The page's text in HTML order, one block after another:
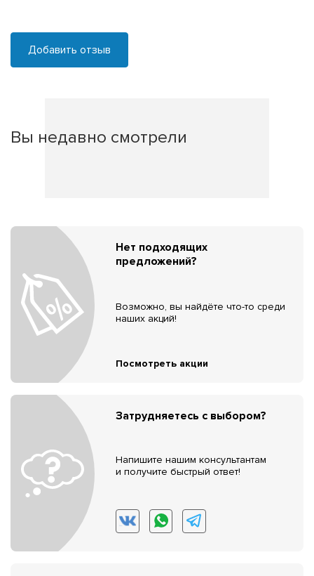
Добавить отзыв
Вы недавно смотрели
Нет подходящих
предложений?
Возможно, вы найдёте что-то среди
наших акций!
Посмотреть акции
Затрудняетесь с выбором?
Напишите нашим консультантам
и получите быстрый ответ!